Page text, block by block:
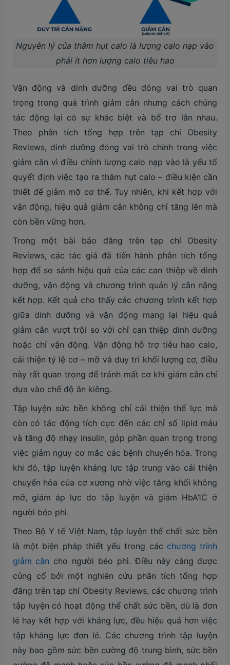
Nguyên lý của thâm hụt calo là lượng calo nạp vào
phải ít hơn lượng calo tiêu hao
Vận động và dinh dưỡng đều đóng vai trò quan
trọng trong quá trình giảm cân nhưng cách chúng
tác động lại có sự khác biệt và bổ trợ lẫn nhau.
Theo phân tích tổng hợp trên tạp chí Obesity
Reviews, dinh dưỡng đóng vai trò chính trong việc
giảm cân vì điều chỉnh lượng calo nạp vào là yếu tố
quyết định việc tạo ra thâm hụt calo – điều kiện cần
thiết để giảm mỡ cơ thể. Tuy nhiên, khi kết hợp với
vận động, hiệu quả giảm cân không chỉ tăng lên mà
còn bền vững hơn.
Trong một bài báo đăng trên tạp chí Obesity
Reviews, các tác giả đã tiến hành phân tích tổng
hợp để so sánh hiệu quả của các can thiệp về dinh
dưỡng, vận động và chương trình quản lý cân nặng
kết hợp. Kết quả cho thấy các chương trình kết hợp
giữa dinh dưỡng và vận động mang lại hiệu quả
giảm cân vượt trội so với chỉ can thiệp dinh dưỡng
hoặc chỉ vận động. Vận động hỗ trợ tiêu hao calo,
cải thiện tỷ lệ cơ – mỡ và duy trì khối lượng cơ, điều
này rất quan trọng để tránh mất cơ khi giảm cân chỉ
dựa vào chế độ ăn kiêng.
Tập luyện sức bền không chỉ cải thiện thể lực mà
còn có tác động tích cực đến các chỉ số lipid máu
và tăng độ nhạy insulin, góp phần quan trọng trong
việc giảm nguy cơ mắc các bệnh chuyển hóa. Trong
khi đó, tập luyện kháng lực tập trung vào cải thiện
chuyển hóa của cơ xương nhờ việc tăng khối không
mỡ, giảm áp lực do tập luyện và giảm HbA1C ở
người béo phì.
Theo Bộ Y tế Việt Nam, tập luyện thể chất sức bền
là một biện pháp thiết yếu trong các chương trình
giảm cân cho người béo phì. Điều này càng được
củng cố bởi một nghiên cứu phân tích tổng hợp
đăng trên tạp chí Obesity Reviews, các chương trình
tập luyện có hoạt động thể chất sức bền, dù là đơn
lẻ hay kết hợp với kháng lực, đều hiệu quả hơn việc
tập kháng lực đơn lẻ. Các chương trình tập luyện
này bao gồm sức bền cường độ trung bình, sức bền